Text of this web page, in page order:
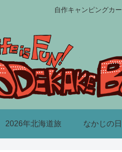
自作キャンピングカ
2026年北海道旅 なかじの